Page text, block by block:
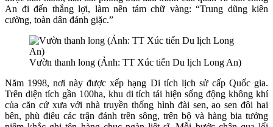
An đi đến thắng lợi, làm nên tám chữ vàng: “Trung dũng kiên
cường, toàn dân đánh giặc.”
Vườn thanh long (Ảnh: TT Xúc tiến Du lịch Long An)
Năm 1998, nơi này được xếp hạng Di tích lịch sử cấp Quốc gia.
Trên diện tích gần 100ha, khu di tích tái hiện sống động không khí
của căn cứ xưa với nhà truyền thống hình đài sen, ao sen đôi hai
bên, phù điêu các trận đánh trên sông, trên bộ và hàng bia tưởng